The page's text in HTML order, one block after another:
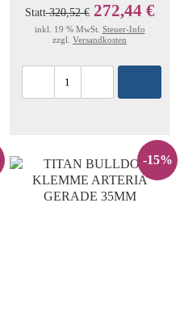
Statt320,52 € 272,44 €
inkl. 19 % MwSt. Steuer-Info
zzgl. Versandkosten
-15%